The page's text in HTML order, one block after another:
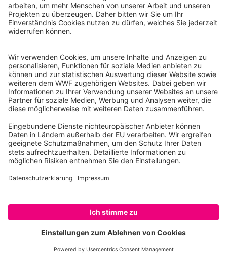
SPENDEN
dem aktuellsten Stand – mit Themen, die
Sie interessieren.
NEWSLETTER JETZT ABONNIEREN!
Datenschutz Impressum
Kontakt
Newsletter